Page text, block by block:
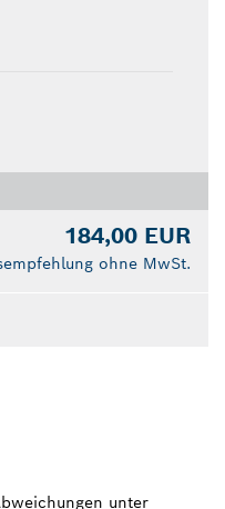
184,00 EUR
ohne MwSt.
unter